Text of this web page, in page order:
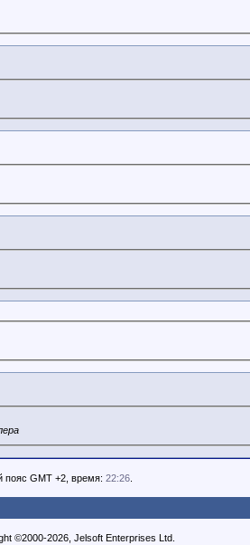
пояс GMT +2, время: 22:26.
©2000-2026, Jelsoft Enterprises Ltd.